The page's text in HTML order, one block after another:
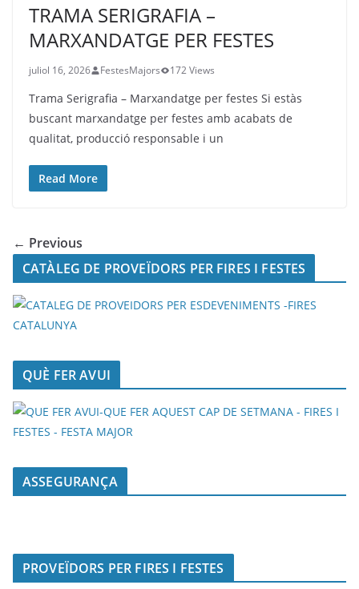
TRAMA SERIGRAFIA –
MARXANDATGE PER FESTES
juliol 16, 2026 FestesMajors 172 Views
Trama Serigrafia – Marxandatge per festes Si estàs
buscant marxandatge per festes amb acabats de
qualitat, producció responsable i un
Read More
← Previous
CATÀLEG DE PROVEÏDORS PER FIRES I FESTES
QUÈ FER AVUI
ASSEGURANÇA
PROVEÏDORS PER FIRES I FESTES